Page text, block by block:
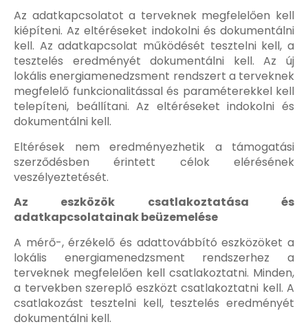
Az adatkapcsolatot a terveknek megfelelően kell
kiépíteni. Az eltéréseket indokolni és dokumentálni
kell. Az adatkapcsolat működését tesztelni kell, a
tesztelés eredményét dokumentálni kell. Az új
lokális energiamenedzsment rendszert a terveknek
megfelelő funkcionalitással és paraméterekkel kell
telepíteni, beállítani. Az eltéréseket indokolni és
dokumentálni kell.
Eltérések nem eredményezhetik a támogatási
szerződésben érintett célok elérésének
veszélyeztetését.
Az eszközök csatlakoztatása és
adatkapcsolatainak beüzemelése
A mérő-, érzékelő és adattovábbító eszközöket a
lokális energiamenedzsment rendszerhez a
terveknek megfelelően kell csatlakoztatni. Minden,
a tervekben szereplő eszközt csatlakoztatni kell. A
csatlakozást tesztelni kell, tesztelés eredményét
dokumentálni kell.